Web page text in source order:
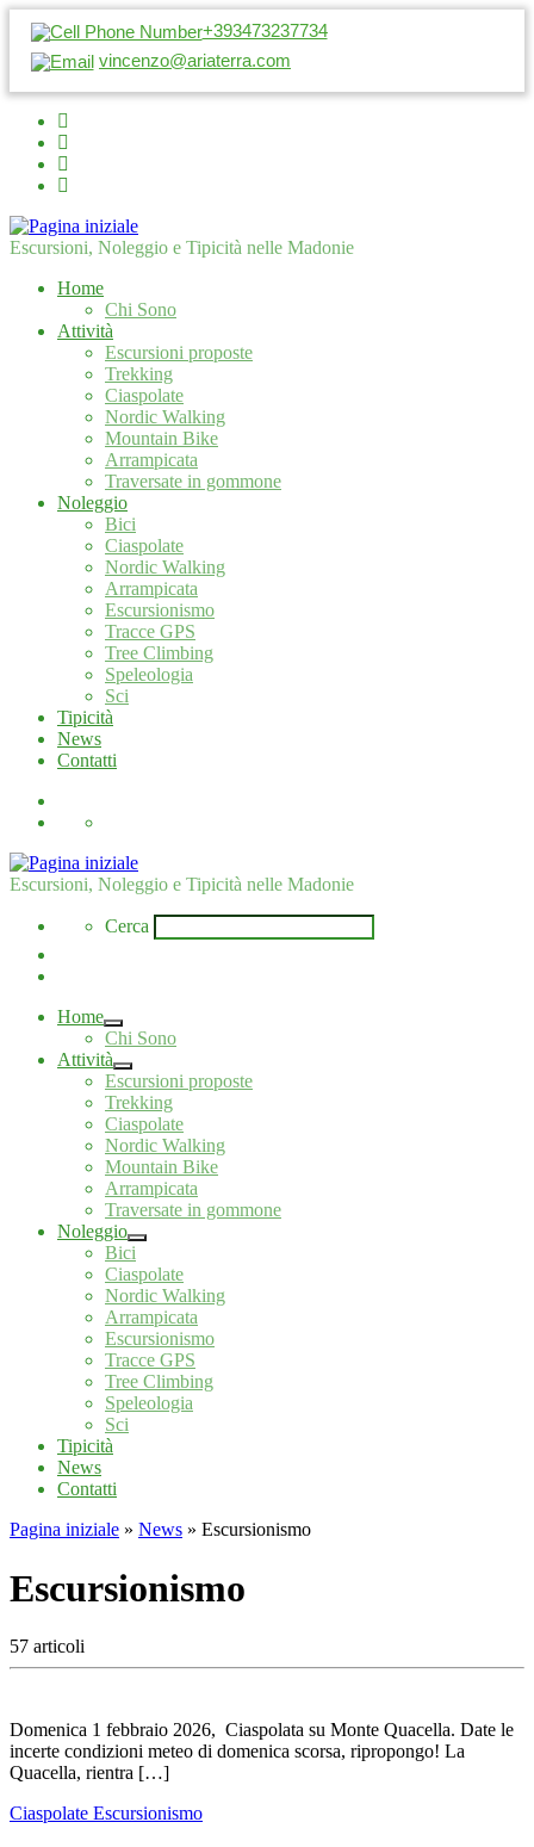
+393473237734
vincenzo@ariaterra.com
Escursioni, Noleggio e Tipicità nelle Madonie
Home
Chi Sono
Attività
Escursioni proposte
Trekking
Ciaspolate
Nordic Walking
Mountain Bike
Arrampicata
Traversate in gommone
Noleggio
Bici
Ciaspolate
Nordic Walking
Arrampicata
Escursionismo
Tracce GPS
Tree Climbing
Speleologia
Sci
Tipicità
News
Contatti
Escursioni, Noleggio e Tipicità nelle Madonie
SearchCerca
Home
Chi Sono
Attività
Escursioni proposte
Trekking
Ciaspolate
Nordic Walking
Mountain Bike
Arrampicata
Traversate in gommone
Noleggio
Bici
Ciaspolate
Nordic Walking
Arrampicata
Escursionismo
Tracce GPS
Tree Climbing
Speleologia
Sci
Tipicità
News
Contatti
Pagina iniziale » News » Escursionismo
Escursionismo
57 articoli
Domenica 1 febbraio 2026, Ciaspolata su Monte Quacella. Date le
incerte condizioni meteo di domenica scorsa, ripropongo! La
Quacella, rientra […]
Ciaspolate Escursionismo